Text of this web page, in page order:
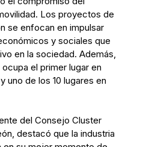
Los proyectos de
se enfocan en impulsar
y sociales que
en la sociedad. Además,
el primer lugar en
uno de los 10 lugares en
del Consejo Cluster
destacó que la industria